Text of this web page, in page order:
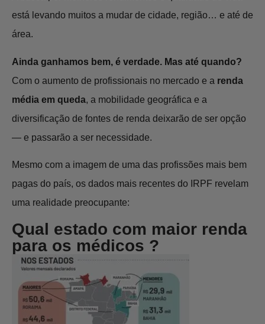
está levando muitos a mudar de cidade, região… e até de
área.
Ainda ganhamos bem, é verdade. Mas até quando?
Com o aumento de profissionais no mercado e a renda
média em queda, a mobilidade geográfica e a
diversificação de fontes de renda deixarão de ser opção
— e passarão a ser necessidade.
Mesmo com a imagem de uma das profissões mais bem
pagas do país, os dados mais recentes do IRPF revelam
uma realidade preocupante:
Qual estado com maior renda
para os médicos ?